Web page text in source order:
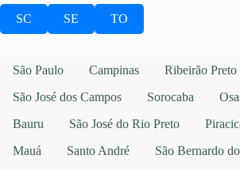
SC SE TO
São Paulo Campinas Ribeirão Preto
São José dos Campos
Sorocaba
Bauru
São José do Rio Preto
Mauá
Santo André
São Bernardo